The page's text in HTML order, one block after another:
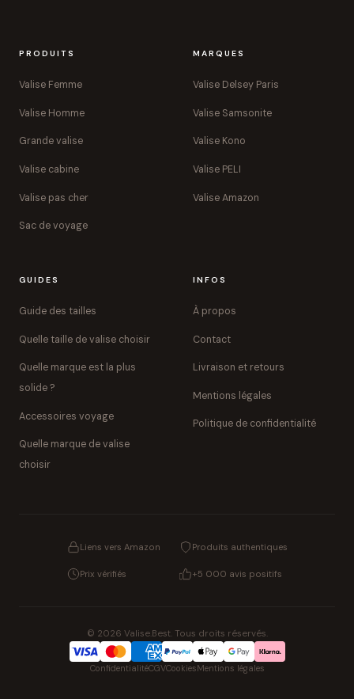
PRODUITS
Valise Femme
Valise Homme
Grande valise
Valise cabine
Valise pas cher
Sac de voyage
MARQUES
Valise Delsey Paris
Valise Samsonite
Valise Kono
Valise PELI
Valise Amazon
GUIDES
Guide des tailles
Quelle taille de valise choisir
Quelle marque est la plus
solide ?
Accessoires voyage
Quelle marque de valise
choisir
INFOS
À propos
Contact
Livraison et retours
Mentions légales
Politique de confidentialité
Liens vers Amazon Produits authentiques
Prix vérifiés +5 000 avis positifs
© 2026 Valise.Best. Tous droits réservés.
ConfidentialitéCGVCookiesMentions légales